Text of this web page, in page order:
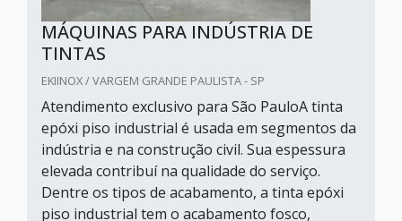
MÁQUINAS PARA INDÚSTRIA DE
TINTAS
EKIINOX / VARGEM GRANDE PAULISTA - SP
Atendimento exclusivo para São PauloA tinta
epóxi piso industrial é usada em segmentos da
indústria e na construção civil. Sua espessura
elevada contribuí na qualidade do serviço.
Dentre os tipos de acabamento, a tinta epóxi
piso industrial tem o acabamento fosco,